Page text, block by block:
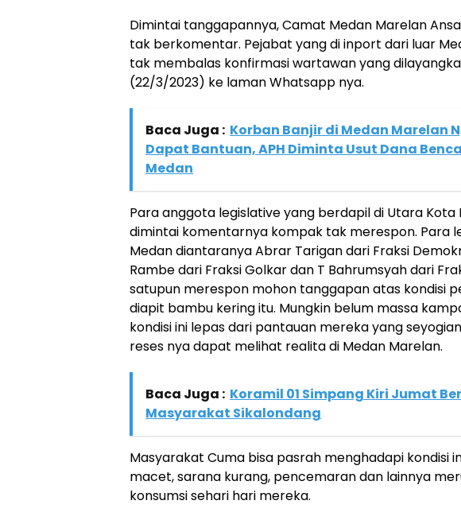
Dimintai tanggapannya, Camat Medan Marelan
tak berkomentar. Pejabat yang di inport dari luar
tak membalas konfirmasi wartawan yang
(22/3/2023) ke laman Whatsapp nya.
Baca Juga : Korban Banjir di Medan Marelan
Dapat Bantuan, APH Diminta Usut Dana
Medan
Para anggota legislative yang berdapil di Utara Kota
dimintai komentarnya kompak tak merespon. Para
Medan diantaranya Abrar Tarigan dari Fraksi
Rambe dari Fraksi Golkar dan T Bahrumsyah dari
satupun merespon mohon tanggapan atas kondisi
diapit bambu kering itu. Mungkin belum massa
kondisi ini lepas dari pantauan mereka yang
reses nya dapat melihat realita di Medan Marelan.
Baca Juga : Koramil 01 Simpang Kiri Jumat
Masyarakat Sikalondang
Masyarakat Cuma bisa pasrah menghadapi kondisi
macet, sarana kurang, pencemaran dan lainnya
konsumsi sehari hari mereka.